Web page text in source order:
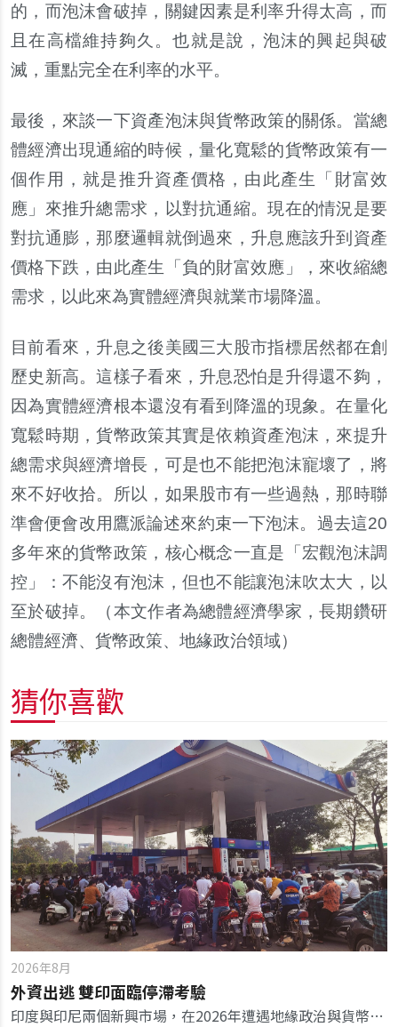
的，而泡沫會破掉，關鍵因素是利率升得太高，而
且在高檔維持夠久。也就是說，泡沫的興起與破
滅，重點完全在利率的水平。
最後，來談一下資產泡沫與貨幣政策的關係。當總
體經濟出現通縮的時候，量化寬鬆的貨幣政策有一
個作用，就是推升資產價格，由此產生「財富效
應」來推升總需求，以對抗通縮。現在的情況是要
對抗通膨，那麼邏輯就倒過來，升息應該升到資產
價格下跌，由此產生「負的財富效應」，來收縮總
需求，以此來為實體經濟與就業市場降溫。
目前看來，升息之後美國三大股市指標居然都在創
歷史新高。這樣子看來，升息恐怕是升得還不夠，
因為實體經濟根本還沒有看到降溫的現象。在量化
寬鬆時期，貨幣政策其實是依賴資產泡沫，來提升
總需求與經濟增長，可是也不能把泡沫寵壞了，將
來不好收拾。所以，如果股市有一些過熱，那時聯
準會便會改用鷹派論述來約束一下泡沫。過去這20
多年來的貨幣政策，核心概念一直是「宏觀泡沫調
控」：不能沒有泡沫，但也不能讓泡沫吹太大，以
至於破掉。（本文作者為總體經濟學家，長期鑽研
總體經濟、貨幣政策、地緣政治領域）
猜你喜歡
2026年8月
外資出逃 雙印面臨停滯考驗
印度與印尼兩個新興市場，在2026年遭遇地緣政治與貨幣緊縮的逆流，雙雙對金融市場發出危險信號。